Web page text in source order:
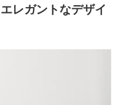
レガントなデザイ